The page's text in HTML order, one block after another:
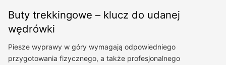
Buty trekkingowe – klucz do udanej
wędrówki
Piesze wyprawy w góry wymagają odpowiedniego
przygotowania fizycznego, a także profesjonalnego